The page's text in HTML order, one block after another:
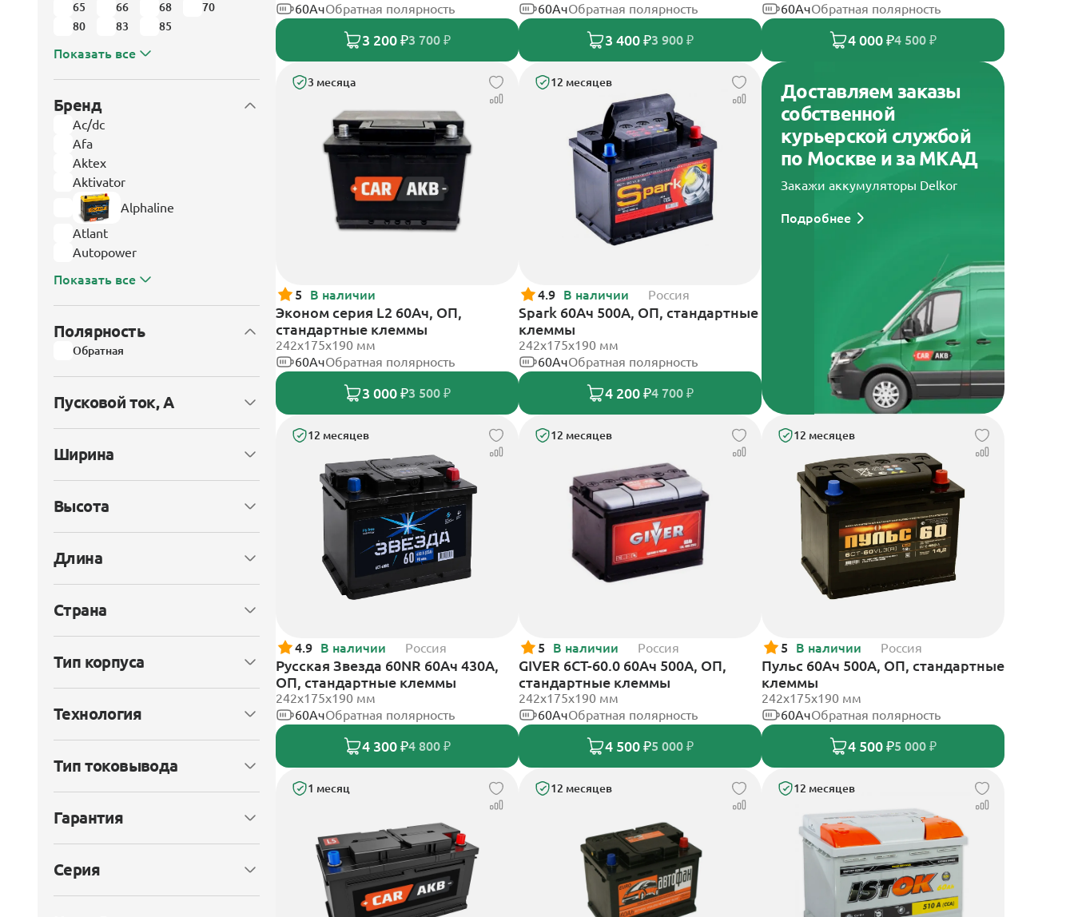
65
66 68
70
80
83 85
Показать все
Бренд
Ac/dc
Afa
Aktex
Aktivator
Alphaline
Atlant
Autopower
Показать все
Полярность
Обратная
Пусковой ток, А
Ширина
Высота
Длина
Страна
Тип корпуса
Технология
Тип токовывода
Гарантия
Серия
60АчОбратная полярность
3 200 ₽3 700 ₽
60АчОбратная полярность
3 400 ₽3 900 ₽
60АчОбратная полярность
4 000 ₽4 500 ₽
3 месяца
5 В наличии
Эконом серия L2 60Ач, ОП,
стандартные клеммы
242х175х190 мм
60АчОбратная полярность
3 000 ₽3 500 ₽
12 месяцев
4.9 В наличии Россия
Spark 60Ач 500А, ОП, стандартные
клеммы
242х175х190 мм
60АчОбратная полярность
4 200 ₽4 700 ₽
Доставляем заказы
собственной
курьерской службой
по Москве и за МКАД
Закажи аккумуляторы Delkor
Подробнее
12 месяцев
4.9 В наличии Россия
Русская Звезда 60NR 60Ач 430А,
ОП, стандартные клеммы
242x175x190 мм
60АчОбратная полярность
4 300 ₽4 800 ₽
12 месяцев
5 В наличии Россия
GIVER 6СТ-60.0 60Ач 500А, ОП,
стандартные клеммы
242х175х190 мм
60АчОбратная полярность
4 500 ₽5 000 ₽
12 месяцев
5 В наличии Россия
Пульс 60Ач 500А, ОП, стандартные
клеммы
242x175x190 мм
60АчОбратная полярность
4 500 ₽5 000 ₽
1 месяц 12 месяцев 12 месяцев